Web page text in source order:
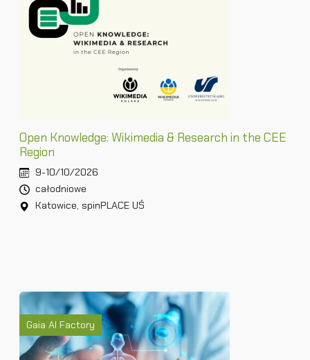
Open Knowledge: Wikimedia & Research in the CEE
Region
9-10/10/2026
całodniowe
Katowice, spinPLACE UŚ
Gaia AI Factory